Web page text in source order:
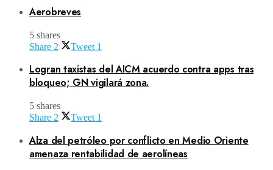
Aerobreves
5 shares
Share 2 Tweet 1
Logran taxistas del AICM acuerdo contra apps tras
bloqueo; GN vigilará zona.
5 shares
Share 2 Tweet 1
Alza del petróleo por conflicto en Medio Oriente
amenaza rentabilidad de aerolíneas